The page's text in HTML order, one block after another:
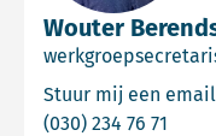
Wouter
Stuur mij een email
(030) 234 76 71